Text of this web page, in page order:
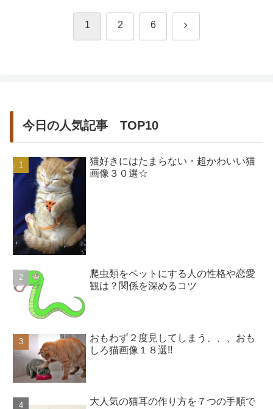
1 2 6 次
今日の人気記事 TOP10
猫好きにはたまらない・超かわいい猫
画像３０選☆
爬虫類をペットにする人の性格や恋愛
観は？関係を深めるコツ
おもわず２度見してしまう、、、おも
しろ猫画像１８選!!
大人気の猫耳の作り方を７つの手順で